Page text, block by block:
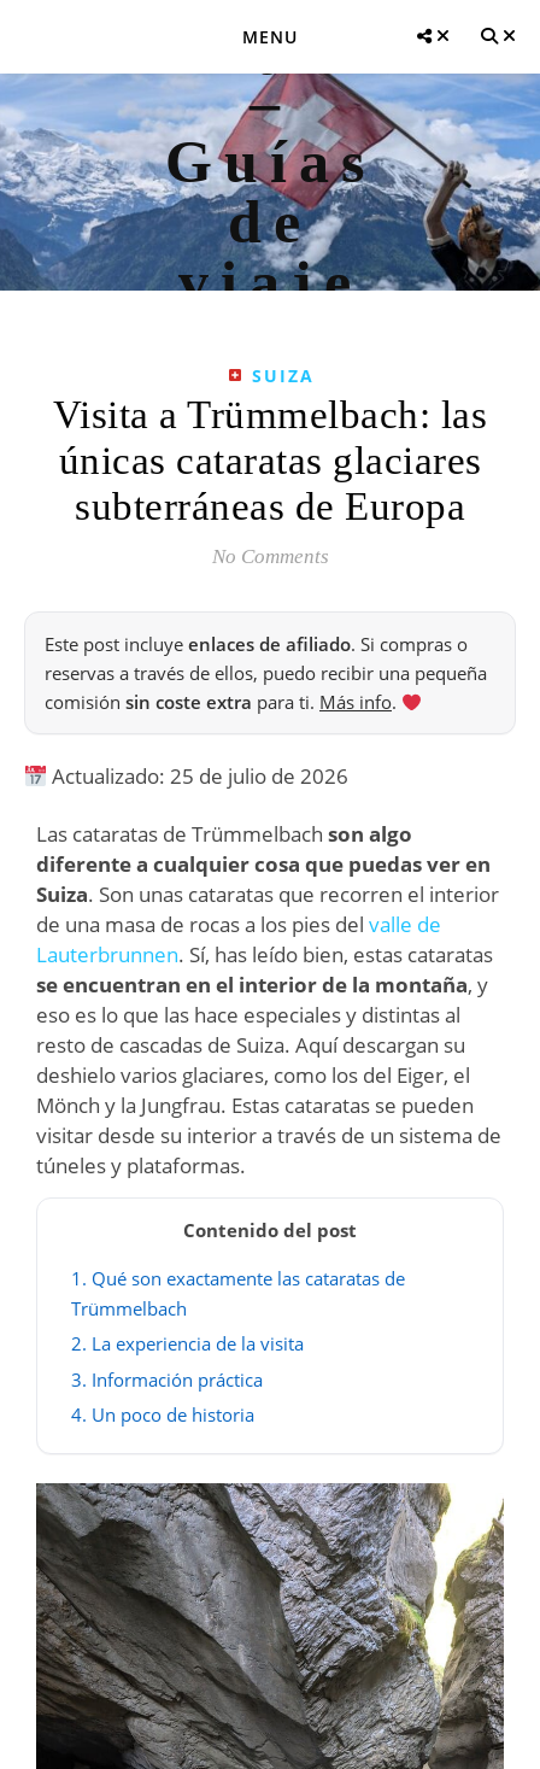
MENU
SUIZA
Visita a Trümmelbach: las
únicas cataratas glaciares
subterráneas de Europa
No Comments
Este post incluye enlaces de afiliado. Si compras o
reservas a través de ellos, puedo recibir una pequeña
comisión sin coste extra para ti. Más info.
Actualizado: 25 de julio de 2026
Las cataratas de Trümmelbach son algo
diferente a cualquier cosa que puedas ver en
Suiza. Son unas cataratas que recorren el interior
de una masa de rocas a los pies del valle de
Lauterbrunnen. Sí, has leído bien, estas cataratas
se encuentran en el interior de la montaña, y
eso es lo que las hace especiales y distintas al
resto de cascadas de Suiza. Aquí descargan su
deshielo varios glaciares, como los del Eiger, el
Mönch y la Jungfrau. Estas cataratas se pueden
visitar desde su interior a través de un sistema de
túneles y plataformas.
Contenido del post
1. Qué son exactamente las cataratas de
Trümmelbach
2. La experiencia de la visita
3. Información práctica
4. Un poco de historia